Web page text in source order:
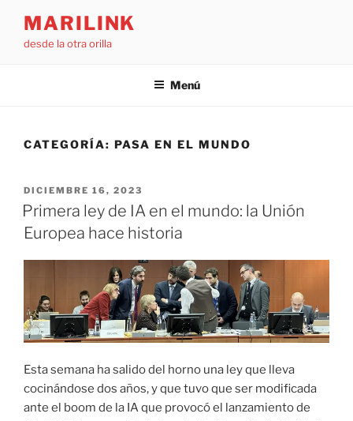
contenido
MARILINK
desde la otra orilla
Menú
CATEGORÍA: PASA EN EL MUNDO
PUBLICADO
EL
DICIEMBRE 16, 2023
Primera ley de IA en el mundo: la Unión
Europea hace historia
Esta semana ha salido del horno una ley que lleva
cocinándose dos años, y que tuvo que ser modificada
ante el boom de la IA que provocó el lanzamiento de